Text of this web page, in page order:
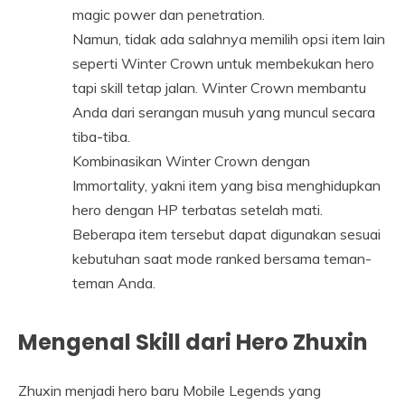
magic power dan penetration.
Namun, tidak ada salahnya memilih opsi item lain
seperti Winter Crown untuk membekukan hero
tapi skill tetap jalan. Winter Crown membantu
Anda dari serangan musuh yang muncul secara
tiba-tiba.
Kombinasikan Winter Crown dengan
Immortality, yakni item yang bisa menghidupkan
hero dengan HP terbatas setelah mati.
Beberapa item tersebut dapat digunakan sesuai
kebutuhan saat mode ranked bersama teman-
teman Anda.
Mengenal Skill dari Hero Zhuxin
Zhuxin menjadi hero baru Mobile Legends yang